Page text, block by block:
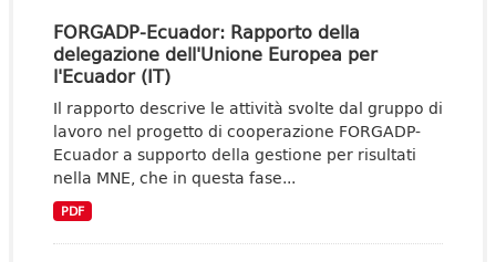
FORGADP-Ecuador: Rapporto della
delegazione dell'Unione Europea per
l'Ecuador (IT)
Il rapporto descrive le attività svolte dal gruppo di
lavoro nel progetto di cooperazione FORGADP-
Ecuador a supporto della gestione per risultati
nella MNE, che in questa fase...
PDF